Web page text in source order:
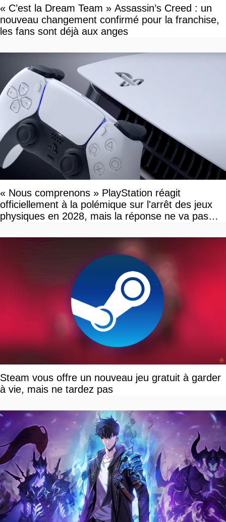
« C’est la Dream Team » Assassin’s Creed : un
nouveau changement confirmé pour la franchise,
les fans sont déjà aux anges
« Nous comprenons » PlayStation réagit
officiellement à la polémique sur l'arrêt des jeux
physiques en 2028, mais la réponse ne va pas
Steam vous offre un nouveau jeu gratuit à garder
à vie, mais ne tardez pas